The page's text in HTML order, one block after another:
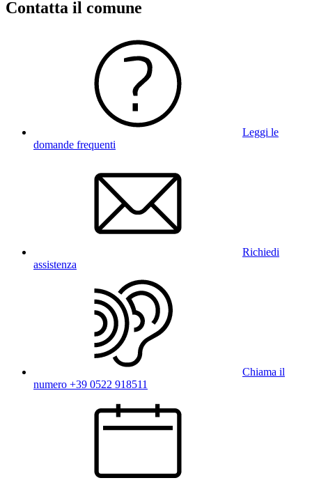
Contatta il comune
Leggi le
domande frequenti
Richiedi
assistenza
Chiama il
numero +39 0522 918511